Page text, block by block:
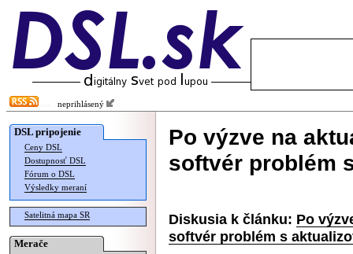
neprihlásený
DSL pripojenie
Ceny DSL
Dostupnosť DSL
Fórum o DSL
Výsledky meraní
Satelitná mapa SR
Merače
Po výzve na
softvér problém
Diskusia k článku: Po
softvér problém s